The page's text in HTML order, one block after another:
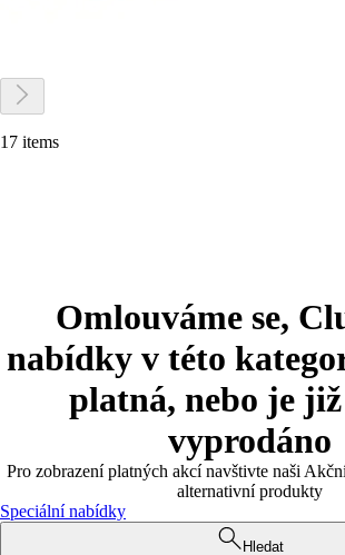
17 items
Omlouváme se,
nabídky v této
platná, nebo je
vyprodáno
Pro zobrazení platných akcí navštivte naši
alternativní produkty
Speciální nabídky
Hledat